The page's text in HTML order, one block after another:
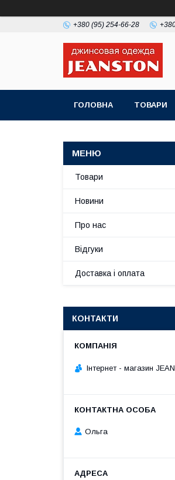
+380 (95) 254-66-28
ГОЛОВНА ТОВАРИ
Товари
Новини
Про нас
Відгуки
Доставка і оплата
КОНТАКТИ
Інтернет - магазин
Ольга